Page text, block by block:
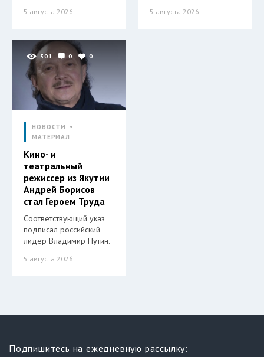
5 августа 2026 5 августа 2026
301 0 0
НОВОСТИ
МАТЕРИАЛ
Кино- и
театральный
режиссер из Якутии
Андрей Борисов
стал Героем Труда
Соответствующий указ
подписал российский
лидер Владимир Путин.
5 августа 2026
Подпишитесь на ежедневную рассылку: